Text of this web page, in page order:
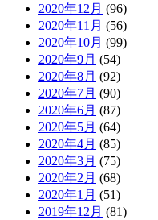
2020年12月 (96)
2020年11月 (56)
2020年10月 (99)
2020年9月 (54)
2020年8月 (92)
2020年7月 (90)
2020年6月 (87)
2020年5月 (64)
2020年4月 (85)
2020年3月 (75)
2020年2月 (68)
2020年1月 (51)
2019年12月 (81)